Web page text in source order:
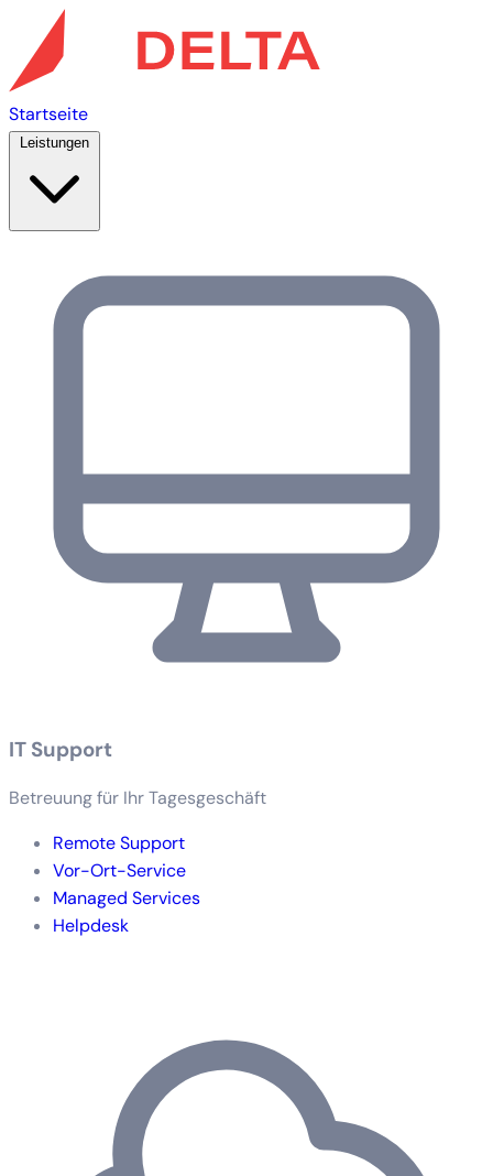
Startseite
IT Support
Betreuung für Ihr Tagesgeschäft
Remote Support
Vor-Ort-Service
Managed Services
Helpdesk